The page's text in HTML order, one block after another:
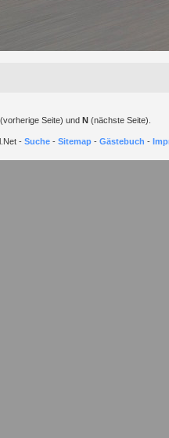
(vorherige Seite) und N (nächste Seite).
- Suche - Sitemap - Gästebuch -